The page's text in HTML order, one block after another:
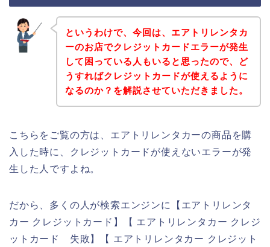
というわけで、今回は、エアトリレンタカ
ーのお店でクレジットカードエラーが発生
して困っている人もいると思ったので、ど
うすればクレジットカードが使えるように
なるのか？を解説させていただきました。
こちらをご覧の方は、エアトリレンタカーの商品を購
入した時に、クレジットカードが使えないエラーが発
生した人ですよね。
だから、多くの人が検索エンジンに【エアトリレンタ
カー クレジットカード】【 エアトリレンタカー クレジ
ットカード 失敗】【 エアトリレンタカー クレジット